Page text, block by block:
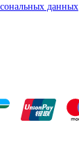
данных